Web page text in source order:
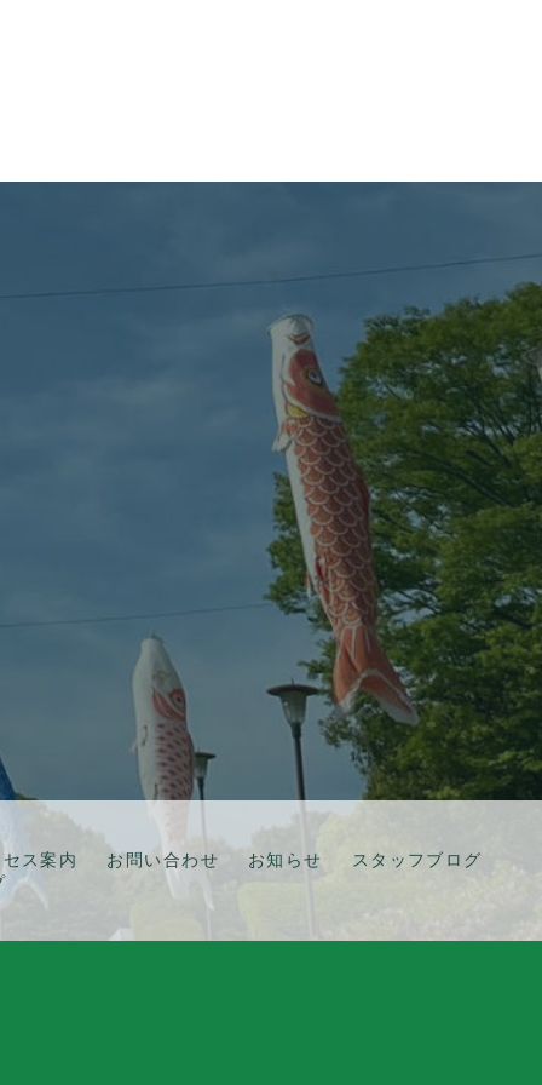
ス案内 お問い合わせ お知らせ
スタッフブログ